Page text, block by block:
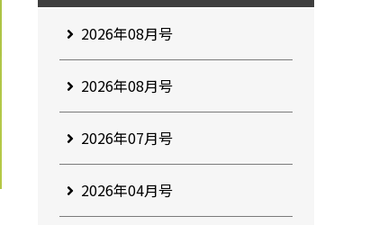
2026年08月号
2026年08月号
2026年07月号
2026年04月号